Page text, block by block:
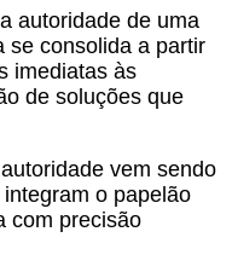
autoridade de uma
se consolida a partir
imediatas às
de soluções que
vem sendo
o papelão
com precisão